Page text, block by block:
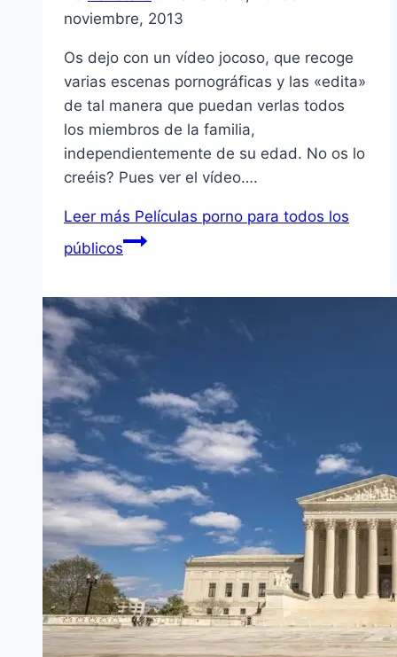
noviembre, 2013
Os dejo con un vídeo jocoso, que recoge
varias escenas pornográficas y las «edita»
de tal manera que puedan verlas todos
los miembros de la familia,
independientemente de su edad. No os lo
creéis? Pues ver el vídeo….
Leer más Películas porno para todos los
públicos